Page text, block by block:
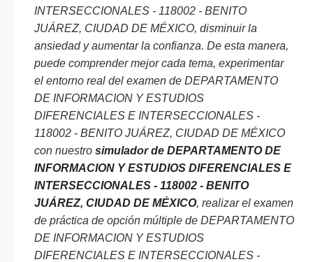
INTERSECCIONALES - 118002 - BENITO
JUÁREZ, CIUDAD DE MÉXICO, disminuir la
ansiedad y aumentar la confianza. De esta manera,
puede comprender mejor cada tema, experimentar
el entorno real del examen de DEPARTAMENTO
DE INFORMACION Y ESTUDIOS
DIFERENCIALES E INTERSECCIONALES -
118002 - BENITO JUÁREZ, CIUDAD DE MÉXICO
con nuestro simulador de DEPARTAMENTO DE
INFORMACION Y ESTUDIOS DIFERENCIALES E
INTERSECCIONALES - 118002 - BENITO
JUÁREZ, CIUDAD DE MÉXICO, realizar el examen
de práctica de opción múltiple de DEPARTAMENTO
DE INFORMACION Y ESTUDIOS
DIFERENCIALES E INTERSECCIONALES -